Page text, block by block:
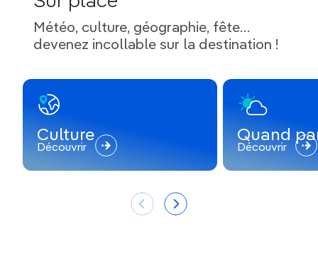
Météo, culture, géographie, fête…
devenez incollable sur la destination !
Culture
Découvrir
Quand
Découvrir